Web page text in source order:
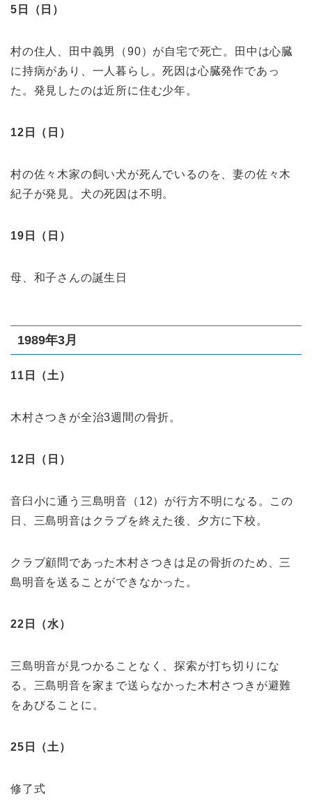
5日（日）
村の住人、田中義男（90）が自宅で死亡。田中は心臓
に持病があり、一人暮らし。死因は心臓発作であっ
た。発見したのは近所に住む少年。
12日（日）
村の佐々木家の飼い犬が死んでいるのを、妻の佐々木
紀子が発見。犬の死因は不明。
19日（日）
母、和子さんの誕生日
1989年3月
11日（土）
木村さつきが全治3週間の骨折。
12日（日）
音臼小に通う三島明音（12）が行方不明になる。この
日、三島明音はクラブを終えた後、夕方に下校。
クラブ顧問であった木村さつきは足の骨折のため、三
島明音を送ることができなかった。
22日（水）
三島明音が見つかることなく、探索が打ち切りにな
る。三島明音を家まで送らなかった木村さつきが避難
をあびることに。
25日（土）
修了式